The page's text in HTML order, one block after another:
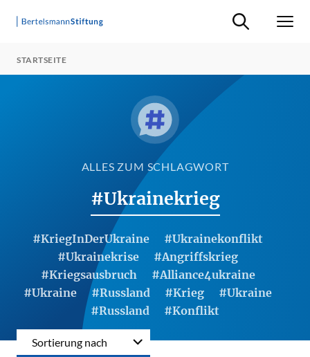
Suche ein-/
STARTSEITE
ALLES ZUM SCHLAGWORT
#Ukrainekrieg
#KriegInDerUkraine
#Ukrainekonflikt
#Ukrainekrise
#Angriffskrieg
#Kriegsausbruch
#Alliance4ukraine
#Ukraine
#Russland #Krieg
#Ukraine
#Russland
#Konflikt
Sortierung nach